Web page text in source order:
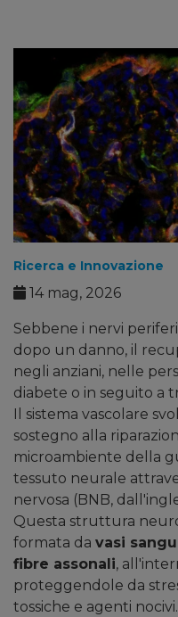
Ricerca e Innovazione
14 mag, 2026
Sebbene i nervi
dopo un danno, il
negli anziani, nelle
diabete o in seguito a
Il sistema vascolare
sostegno alla
microambiente della
tessuto neurale
nervosa (BNB,
Questa struttura
formata da vasi
fibre assonali,
proteggendole da
tossiche e agenti